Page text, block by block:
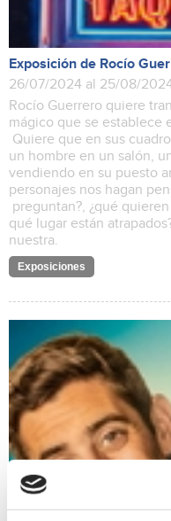
Exposición de Rocío
26/07/2024 al 25/08/
Rocío Guerrero quiere
mágico que se establece
Quiere que en sus
un hombre en un salón,
vendiendo en su puesto
personajes nos hagan
preguntan?, ¿qué
qué lugar están
nuestra.
Exposiciones